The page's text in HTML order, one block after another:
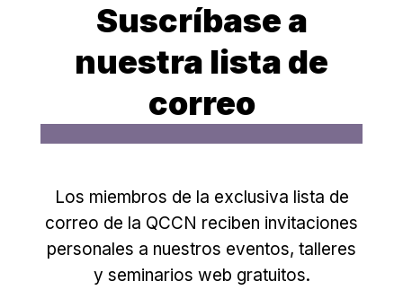
Suscríbase a
nuestra lista de
correo
Los miembros de la exclusiva lista de
correo de la QCCN reciben invitaciones
personales a nuestros eventos, talleres
y seminarios web gratuitos.